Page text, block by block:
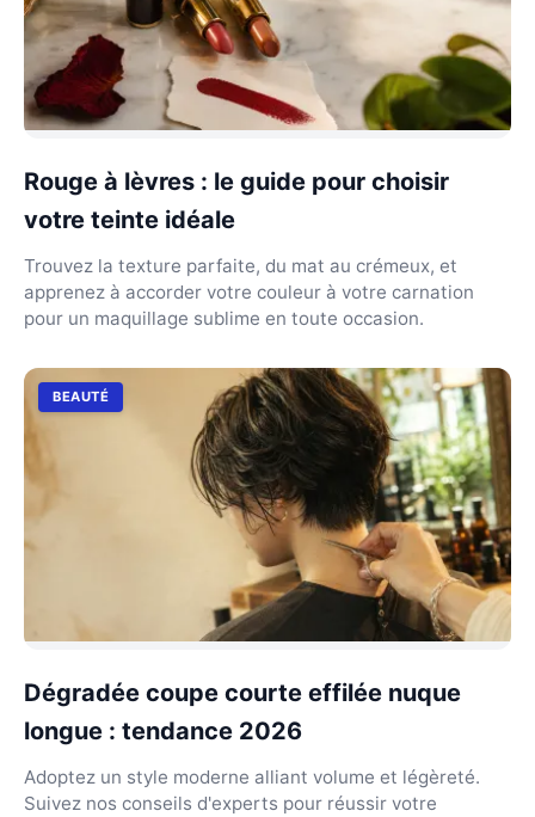
Rouge à lèvres : le guide pour choisir
votre teinte idéale
Trouvez la texture parfaite, du mat au crémeux, et
apprenez à accorder votre couleur à votre carnation
pour un maquillage sublime en toute occasion.
BEAUTÉ
Dégradée coupe courte effilée nuque
longue : tendance 2026
Adoptez un style moderne alliant volume et légèreté.
Suivez nos conseils d'experts pour réussir votre